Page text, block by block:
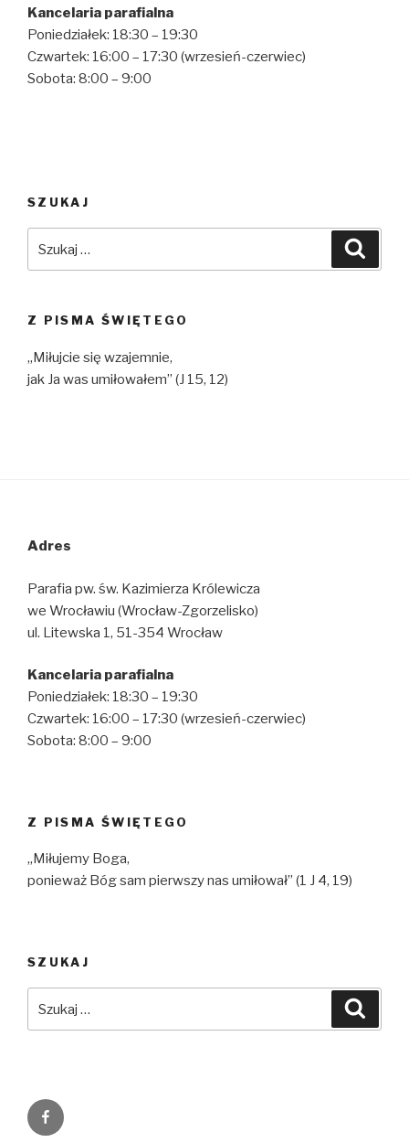
Kancelaria parafialna
Poniedziałek: 18:30 – 19:30
Czwartek: 16:00 – 17:30 (wrzesień-czerwiec)
Sobota: 8:00 – 9:00
SZUKAJ
Z PISMA ŚWIĘTEGO
„Miłujcie się wzajemnie,
jak Ja was umiłowałem” (J 15, 12)
Adres
Parafia pw. św. Kazimierza Królewicza
we Wrocławiu (Wrocław-Zgorzelisko)
ul. Litewska 1, 51-354 Wrocław
Kancelaria parafialna
Poniedziałek: 18:30 – 19:30
Czwartek: 16:00 – 17:30 (wrzesień-czerwiec)
Sobota: 8:00 – 9:00
Z PISMA ŚWIĘTEGO
„Miłujemy Boga,
ponieważ Bóg sam pierwszy nas umiłował” (1 J 4, 19)
SZUKAJ
Facebook